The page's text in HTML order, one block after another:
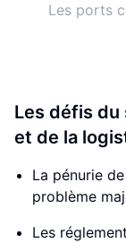
Les ports
Les défis
et de la
La pénurie
problème
Les